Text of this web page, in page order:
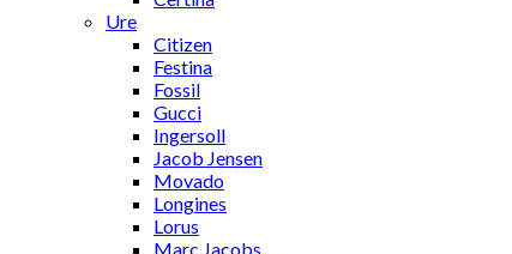
Ure
Citizen
Festina
Fossil
Gucci
Ingersoll
Jacob Jensen
Movado
Longines
Lorus
Marc Jacobs